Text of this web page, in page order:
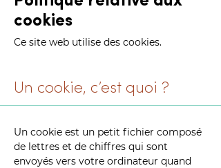
cookies
Ce site web utilise des cookies.
Un cookie, c’est quoi ?
Un cookie est un petit fichier composé
de lettres et de chiffres qui sont
envoyés vers votre ordinateur quand